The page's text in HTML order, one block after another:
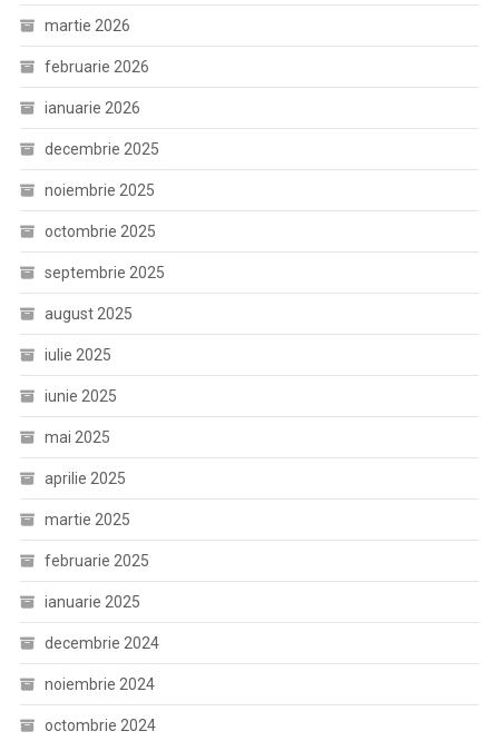
martie 2026
februarie 2026
ianuarie 2026
decembrie 2025
noiembrie 2025
octombrie 2025
septembrie 2025
august 2025
iulie 2025
iunie 2025
mai 2025
aprilie 2025
martie 2025
februarie 2025
ianuarie 2025
decembrie 2024
noiembrie 2024
octombrie 2024